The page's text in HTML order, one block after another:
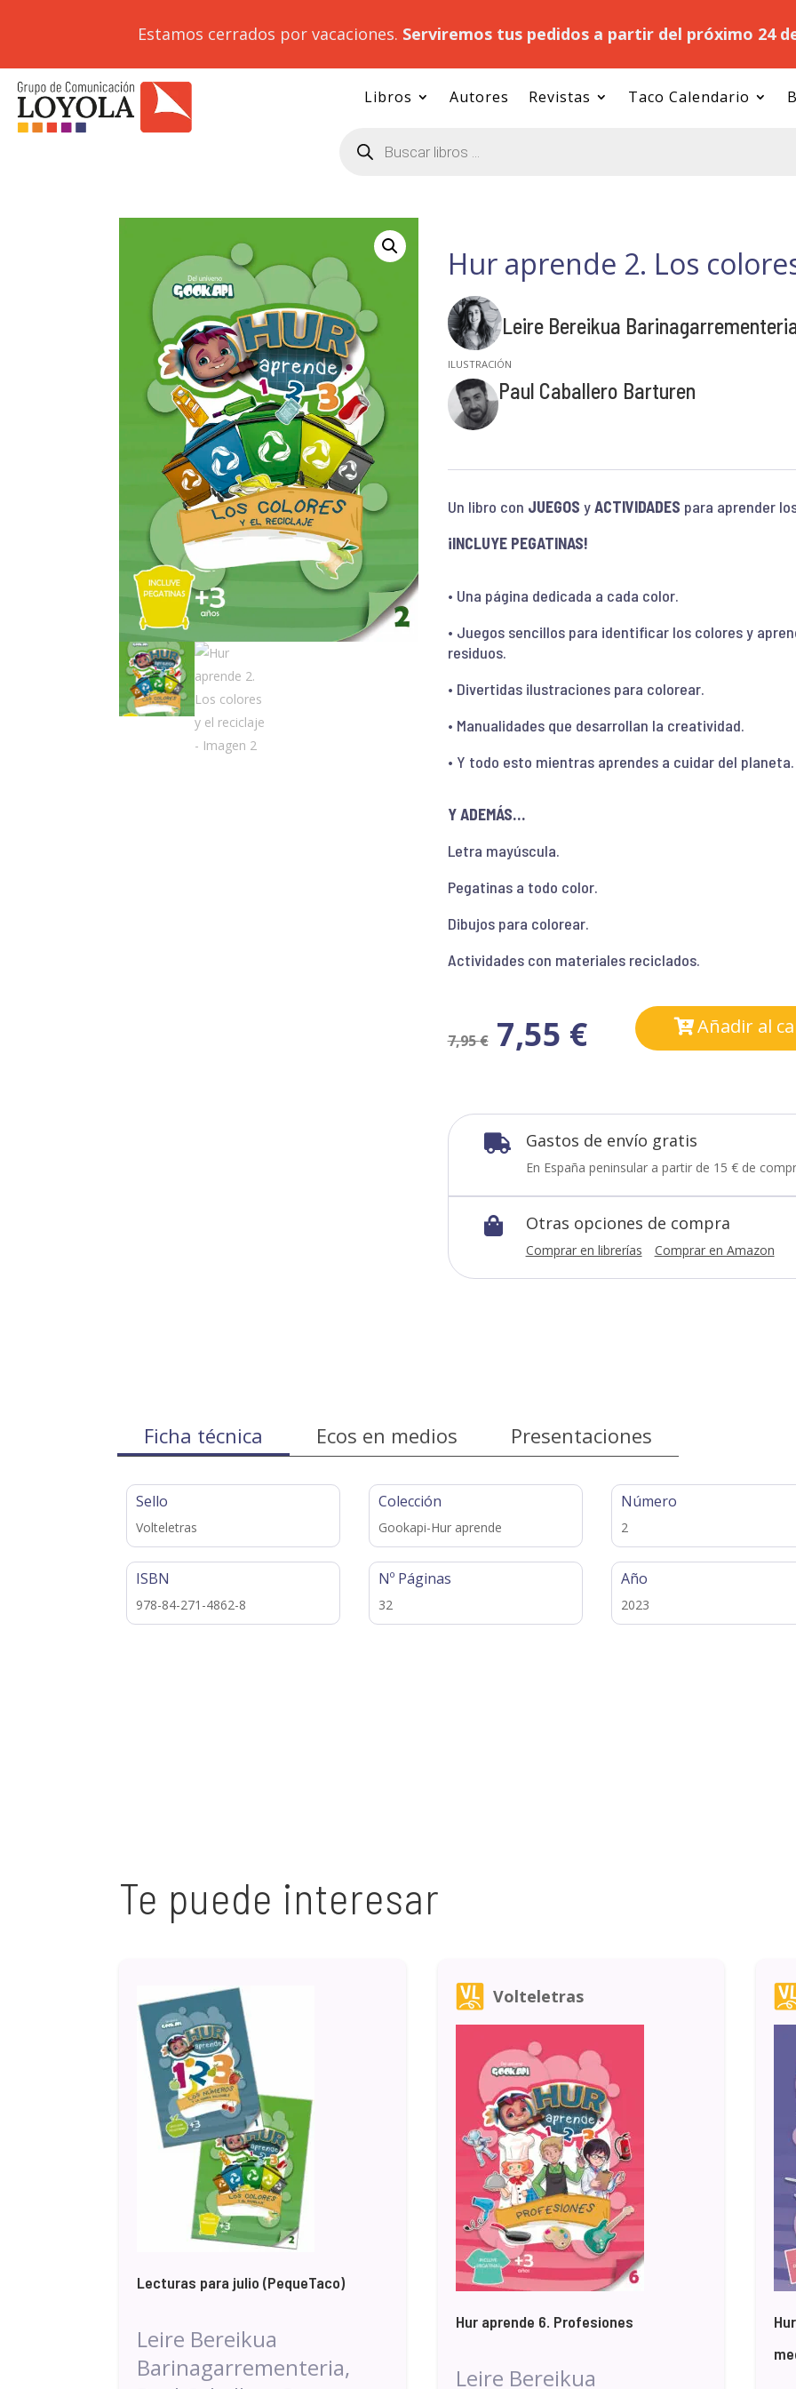
Estamos cerrados por vacaciones. Serviremos tus pedidos a partir del próximo 24
Libros Autores Revistas Taco Calendario
productos
Hur aprende 2. Los
Leire Bereikua
Paul Caballero Barturen
Un libro con JUEGOS yACTIVIDADES para aprender
¡INCLUYE PEGATINAS!
• Una página dedicada a cada color.
• Juegos sencillos para identificar los colores y
residuos.
• Divertidas ilustraciones para colorear.
• Manualidades que desarrollan la creatividad.
• Y todo esto mientras aprendes a cuidar del planeta.
Y ADEMÁS…
Letra mayúscula.
Pegatinas a todo color.
Dibujos para colorear.
Actividades con materiales reciclados.
7,95€ 7,55 € Añadir al
 Gastos de envío gratis
En España peninsular a partir de 15 € de
 Otras opciones de compra
Comprar en librerías Comprar en Amazon
Ficha técnica Ecos en medios Presentaciones
Sello
Volteletras
ISBN
978-84-271-4862-8
Colección
Gookapi-Hur aprende
Nº Páginas
32
Número
2
Año
2023
Te puede interesar
Lecturas para julio (PequeTaco)
Leire Bereikua
Barinagarrementeria,
Volteletras
Hur aprende 6. Profesiones
Leire Bereikua